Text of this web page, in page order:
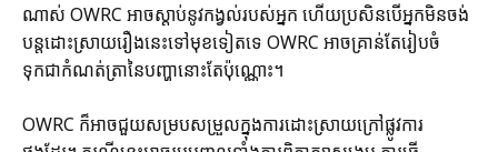
ណាស់ OWRC អាចស្ដាប់នូវកង្វល់របស់អ្នក ហើយប្រសិនបើអ្នកមិនចង់
បន្តដោះស្រាយរឿងនេះទៅមុខទៀតទេ OWRC អាចគ្រាន់តែរៀបចំ
ទុកជាកំណត់ត្រានៃបញ្ហានោះតែប៉ុណ្ណោះ។
OWRC ក៏អាចជួយសម្របសម្រួលក្នុងការដោះស្រាយក្រៅផ្លូវការ